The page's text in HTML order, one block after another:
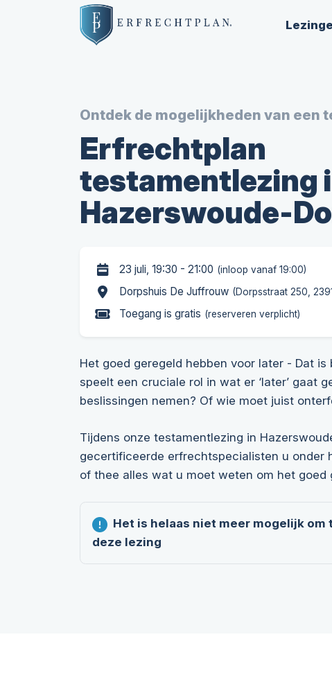
Ontdek de mogelijkheden van een
Erfrechtplan
testamentlezing
Hazerswoude-
23 juli, 19:30 - 21:00 (inloop vanaf 19:00)
Dorpshuis De Juffrouw (Dorpsstraat 250,
Toegang is gratis (reserveren verplicht)
Het goed geregeld hebben voor later - Dat
speelt een cruciale rol in wat er ‘later’ gaat
beslissingen nemen? Of wie moet juist
Tijdens onze testamentlezing in
gecertificeerde erfrechtspecialisten u onder
of thee alles wat u moet weten om het goed
Het is helaas niet meer mogelijk
deze lezing